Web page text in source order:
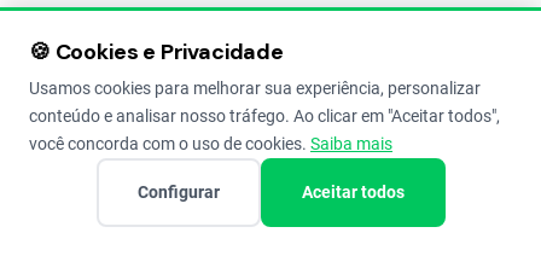
hectare
pode
chegar a
valores
altos,
🍪 Cookies e Privacidade
Usamos cookies para melhorar sua experiência, personalizar
conteúdo e analisar nosso tráfego. Ao clicar em "Aceitar todos",
você concorda com o uso de cookies. Saiba mais
Configurar Aceitar todos